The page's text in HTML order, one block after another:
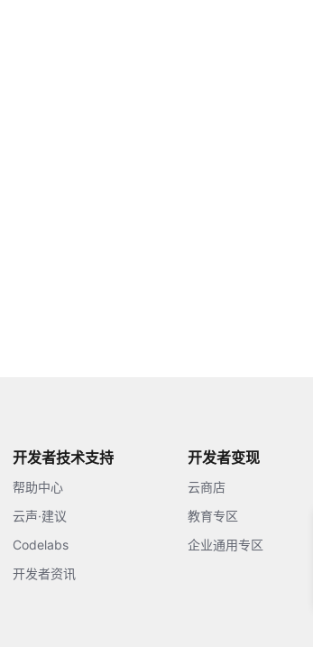
开发者技术支持
帮助中心
云声·建议
Codelabs
开发者资讯
开发者变现
云商店
教育专区
企业通用专区